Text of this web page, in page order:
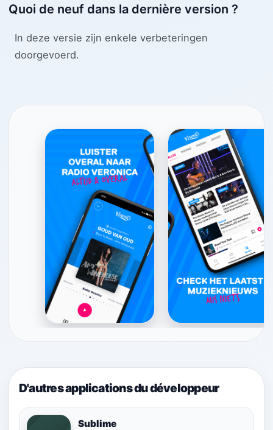
Quoi de neuf dans la dernière version ?
In deze versie zijn enkele verbeteringen
doorgevoerd.
D'autres applications du développeur
Sublime